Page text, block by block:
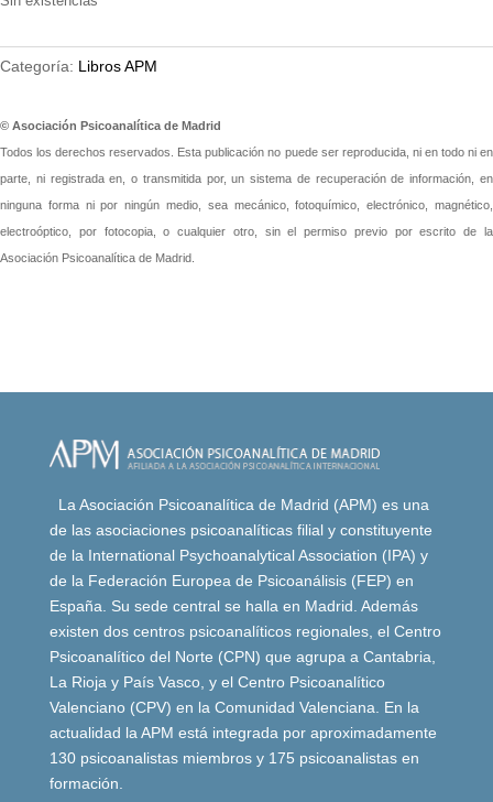
Categoría: Libros APM
© Asociación Psicoanalítica de Madrid
Todos los derechos reservados. Esta publicación no puede ser reproducida, ni en todo ni en
parte, ni registrada en, o transmitida por, un sistema de recuperación de información, en
ninguna forma ni por ningún medio, sea mecánico, fotoquímico, electrónico, magnético,
electroóptico, por fotocopia, o cualquier otro, sin el permiso previo por escrito de la
Asociación Psicoanalítica de Madrid.
La Asociación Psicoanalítica de Madrid (APM) es una
de las asociaciones psicoanalíticas filial y constituyente
de la International Psychoanalytical Association (IPA) y
de la Federación Europea de Psicoanálisis (FEP) en
España. Su sede central se halla en Madrid. Además
existen dos centros psicoanalíticos regionales, el Centro
Psicoanalítico del Norte (CPN) que agrupa a Cantabria,
La Rioja y País Vasco, y el Centro Psicoanalítico
Valenciano (CPV) en la Comunidad Valenciana. En la
actualidad la APM está integrada por aproximadamente
130 psicoanalistas miembros y 175 psicoanalistas en
formación.